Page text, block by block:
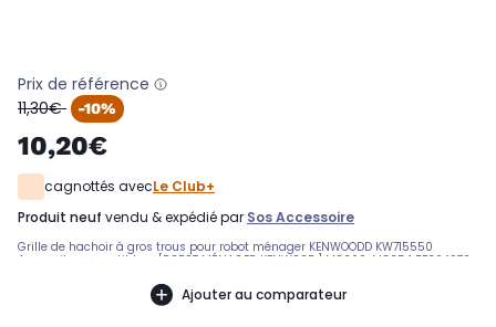
Prix de référence
oldPrice
11,30€ -10%
10,20€
cagnottés avecLe Club+
produit neuf vendu & expédié par Sos Accessoire
Grille de hachoir à gros trous pour robot ménager KENWOODD KW715550
Appareils compatibles : [ROBOT MÉNAGER KENWOOD:] MG360, MG354 BB304970
Ajouter au comparateur